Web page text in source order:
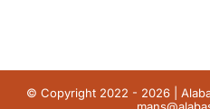
© Copyright 2022 - 2026 |